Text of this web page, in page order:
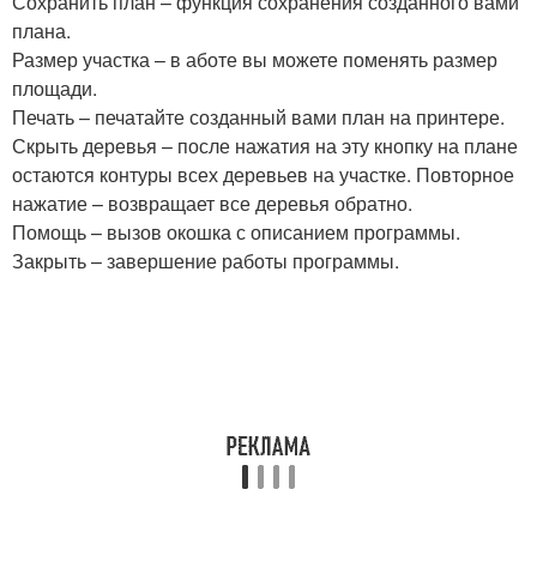
плана.
Размер участка – в аботе вы можете поменять размер
площади.
Печать – печатайте созданный вами план на принтере.
Скрыть деревья – после нажатия на эту кнопку на плане
остаются контуры всех деревьев на участке. Повторное
нажатие – возвращает все деревья обратно.
Помощь – вызов окошка с описанием программы.
Закрыть – завершение работы программы.